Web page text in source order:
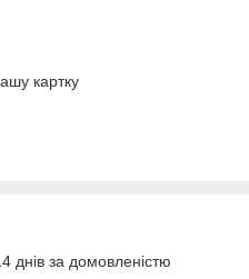
картку
днів за домовленістю